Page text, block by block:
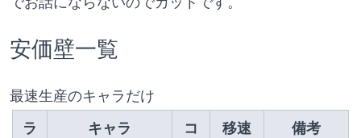
安価壁一覧
最速生産のキャラだけ
ラ
キャラ
コ
移速 備考